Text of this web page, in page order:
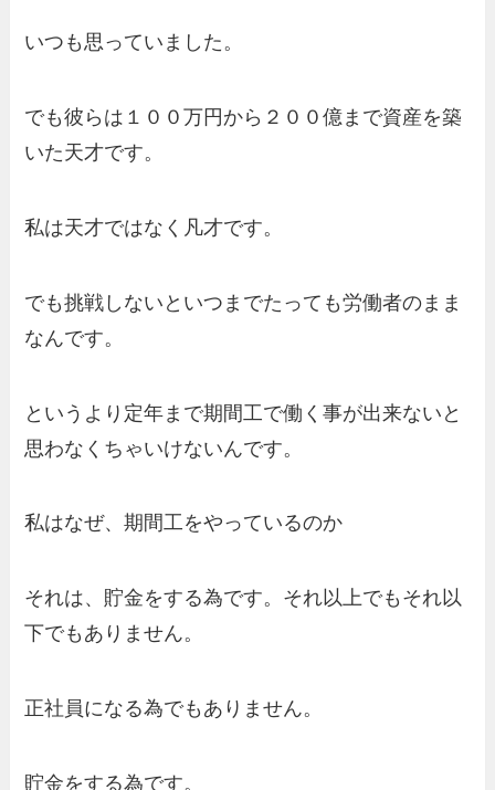
いつも思っていました。
でも彼らは１００万円から２００億まで資産を築
いた天才です。
私は天才ではなく凡才です。
でも挑戦しないといつまでたっても労働者のまま
なんです。
というより定年まで期間工で働く事が出来ないと
思わなくちゃいけないんです。
私はなぜ、期間工をやっているのか
それは、貯金をする為です。それ以上でもそれ以
下でもありません。
正社員になる為でもありません。
貯金をする為です。